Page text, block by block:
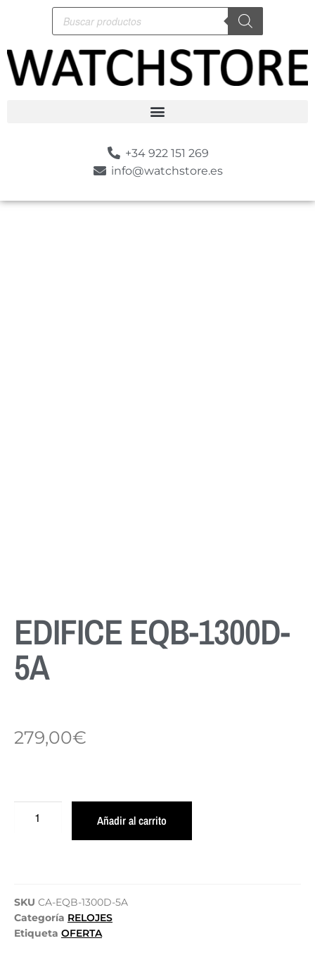
+34 922 151 269
info@watchstore.es
EDIFICE EQB-1300D-
5A
279,00€
Añadir al carrito
SKU CA-EQB-1300D-5A
Categoría RELOJES
Etiqueta OFERTA